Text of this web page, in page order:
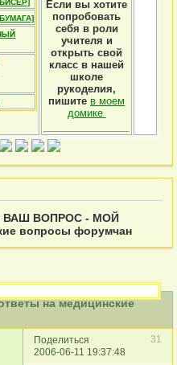
Если вы хотите
попробовать
себя в роли
учителя и
открыть свой
класс в нашей
школе
рукоделия,
пишите в моем
домике
ВАШ ВОПРОС - МОЙ
вопросы форумчан
на медицинские
Поделиться
31
2006-06-11 19:37:48